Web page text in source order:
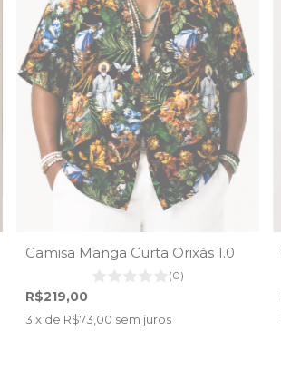
Camisa Manga Curta Orixás 1.0
(0)
R$219,00
3 x de R$73,00 sem juros